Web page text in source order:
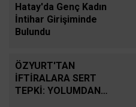
Hatay'da Genç Kadın
İntihar Girişiminde
Bulundu
ÖZYURT'TAN
İFTİRALARA SERT
TEPKİ: YOLUMDAN